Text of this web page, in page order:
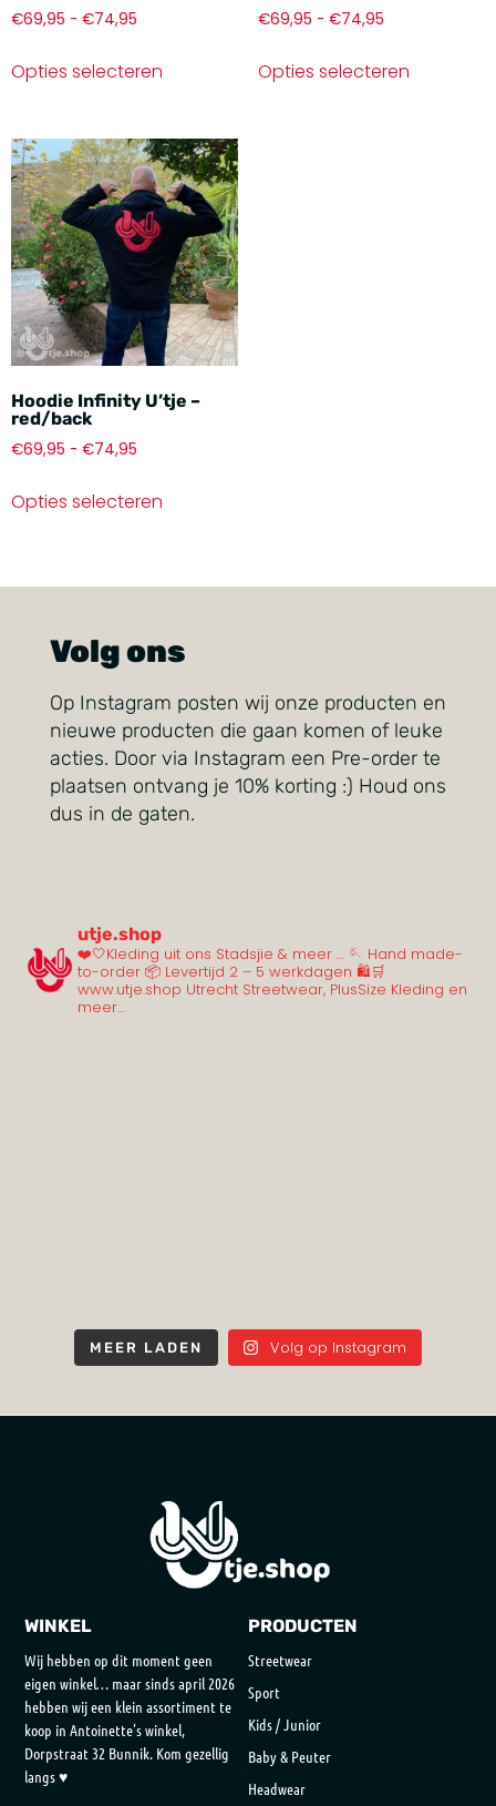
€69,95 - €74,95
Opties selecteren
€69,95 - €74,95
Opties selecteren
Hoodie Infinity U’tje –
red/back
€69,95 - €74,95
Opties selecteren
Volg ons
Op Instagram posten wij onze producten en
nieuwe producten die gaan komen of leuke
acties. Door via Instagram een Pre-order te
plaatsen ontvang je 10% korting :) Houd ons
dus in de gaten.
utje.shop
❤️🤍Kleding uit ons Stadsjie & meer … 🪡 Hand made-
to-order 📦 Levertijd 2 – 5 werkdagen 🛍️🛒
www.utje.shop Utrecht Streetwear, PlusSize Kleding en
meer…
MEER LADEN Volg op Instagram
WINKEL
Wij hebben op dit moment geen
eigen winkel… maar sinds april 2026
hebben wij een klein assortiment te
koop in Antoinette’s winkel,
Dorpstraat 32 Bunnik. Kom gezellig
langs ♥
PRODUCTEN
Streetwear
Sport
Kids / Junior
Baby & Peuter
Headwear